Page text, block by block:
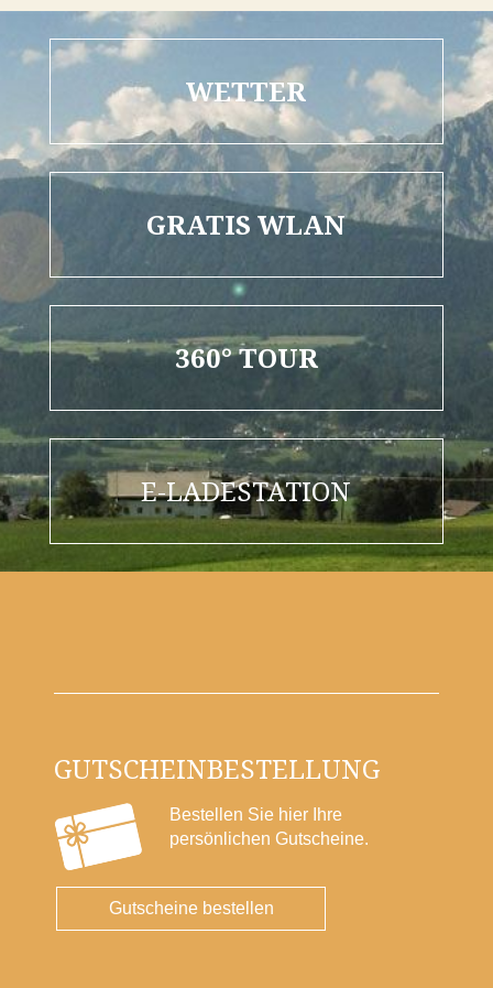
WETTER
GRATIS WLAN
360° TOUR
E-LADESTATION
GUTSCHEINBESTELLUNG
Bestellen Sie hier Ihre
persönlichen Gutscheine.
Gutscheine bestellen